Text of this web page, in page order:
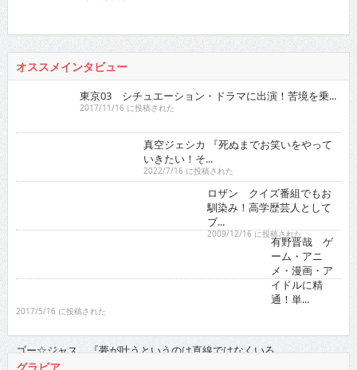
オススメインタビュー
東京03 シチュエーション・ドラマに出演！苦境を乗...
2017/11/16 に投稿された
真空ジェシカ 『死ぬまでお笑いをやって
いきたい！そ...
2022/7/16 に投稿された
ロザン クイズ番組でもお
馴染み！高学歴芸人として
ブ...
2009/12/16 に投稿された
有野晋哉 ゲ
ーム・アニ
メ・漫画・ア
イドルに精
通！単...
2017/5/16 に投稿された
ゴー☆ジャス 『夢が叶うというのは直線ではなくいろ...
2021/11/16 に投稿された